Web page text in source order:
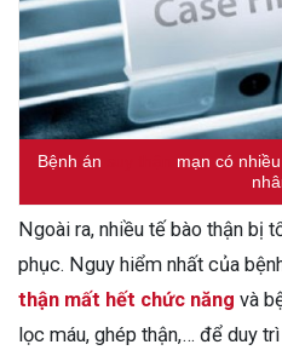
Bệnh án
mạn có
Ngoài ra, nhiều tế bào thận bị
phục. Nguy hiểm nhất của
thận mất hết chức năng và
lọc máu, ghép thận,… để duy